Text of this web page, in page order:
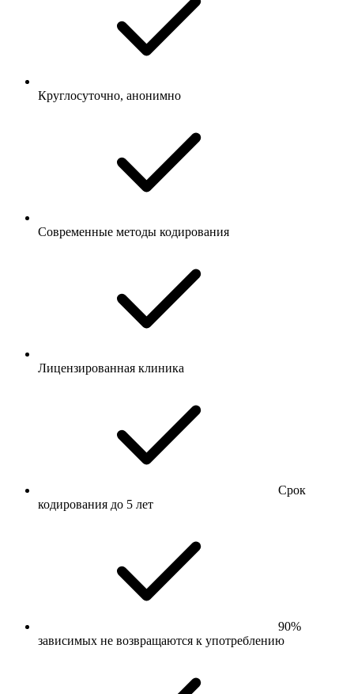
Круглосуточно, анонимно
Современные методы кодирования
Лицензированная клиника
Срок
кодирования до 5 лет
90%
зависимых не возвращаются к употреблению